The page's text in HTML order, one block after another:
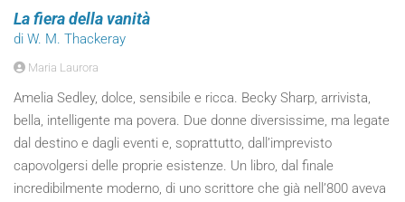
La fiera della vanità
di W. M. Thackeray
Maria Laurora
Amelia Sedley, dolce, sensibile e ricca. Becky Sharp, arrivista,
bella, intelligente ma povera. Due donne diversissime, ma legate
dal destino e dagli eventi e, soprattutto, dall’imprevisto
capovolgersi delle proprie esistenze. Un libro, dal finale
incredibilmente moderno, di uno scrittore che già nell’800 aveva